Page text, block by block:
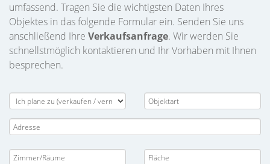
umfassend. Tragen Sie die wichtigsten Daten Ihres
Objektes in das folgende Formular ein. Senden Sie uns
anschließend Ihre Verkaufsanfrage. Wir werden Sie
schnellstmöglich kontaktieren und Ihr Vorhaben mit Ihnen
besprechen.